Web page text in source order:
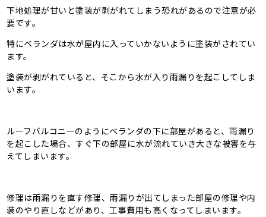
下地処理が甘いと塗装が剥がれてしまう恐れがあるので注意が必
要です。
特にベランダは水が屋内に入っていかないように塗装がされてい
ます。
塗装が剥がれていると、そこから水が入り雨漏りを起こしてしま
います。
ルーフバルコニーのようにベランダの下に部屋があると、雨漏り
を起こした場合、すぐ下の部屋に水が流れていき大きな被害を与
えてしまいます。
修理は雨漏りを直す修理、雨漏りが出てしまった部屋の修理や内
装のやり直しなどがあり、工事費用も高くなってしまいます。